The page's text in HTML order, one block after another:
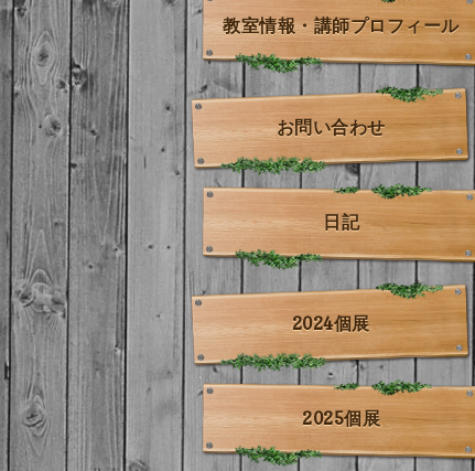
教室情報・講師プロフィール
お問い合わせ
日記
2024個展
2025個展